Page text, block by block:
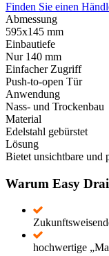
Finden Sie einen
Abmessung
595x145 mm
Einbautiefe
Nur 140 mm
Einfacher Zugriff
Push-to-open Tür
Anwendung
Nass- und Trockenbau
Material
Edelstahl gebürstet
Lösung
Bietet unsichtbare und
Warum Easy
hochwertige